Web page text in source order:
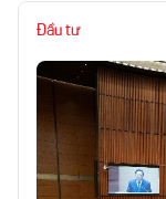
Đầu tư